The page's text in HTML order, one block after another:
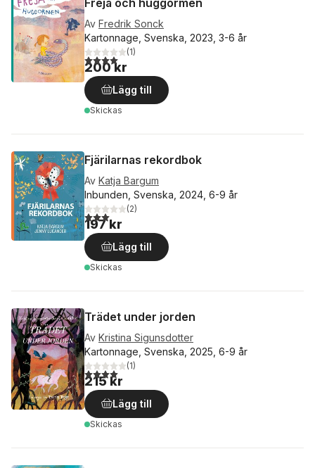
Freja och huggormen
Av Fredrik Sonck
Kartonnage, Svenska, 2023, 3-6 år
4,0utav 5 stjärnor. Totalt antal röster:
(1)
200 kr
Lägg till
Skickas
Fjärilarnas rekordbok
Av Katja Bargum
Inbunden, Svenska, 2024, 6-9 år
3,0utav 5 stjärnor. Totalt antal röster:
(2)
197 kr
Lägg till
Skickas
Trädet under jorden
Av Kristina Sigunsdotter
Kartonnage, Svenska, 2025, 6-9 år
4,0utav 5 stjärnor. Totalt antal röster:
(1)
215 kr
Lägg till
Skickas